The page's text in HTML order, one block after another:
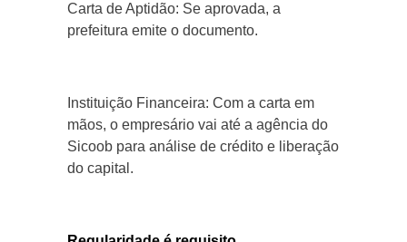
Carta de Aptidão: Se aprovada, a
prefeitura emite o documento.
Instituição Financeira: Com a carta em
mãos, o empresário vai até a agência do
Sicoob para análise de crédito e liberação
do capital.